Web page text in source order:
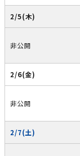
2/5(木)
非公開
2/6(金)
非公開
2/7(土)